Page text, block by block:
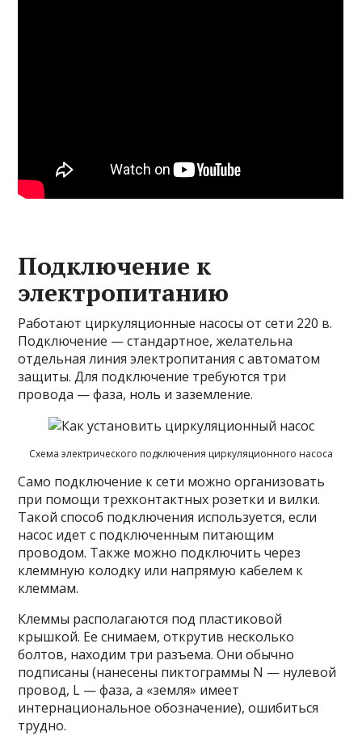
Подключение к
электропитанию
Работают циркуляционные насосы от сети 220 в.
Подключение — стандартное, желательна
отдельная линия электропитания с автоматом
защиты. Для подключение требуются три
провода — фаза, ноль и заземление.
Схема электрического подключения циркуляционного насоса
Само подключение к сети можно организовать
при помощи трехконтактных розетки и вилки.
Такой способ подключения используется, если
насос идет с подключенным питающим
проводом. Также можно подключить через
клеммную колодку или напрямую кабелем к
клеммам.
Клеммы располагаются под пластиковой
крышкой. Ее снимаем, открутив несколько
болтов, находим три разъема. Они обычно
подписаны (нанесены пиктограммы N — нулевой
провод, L — фаза, а «земля» имеет
интернациональное обозначение), ошибиться
трудно.